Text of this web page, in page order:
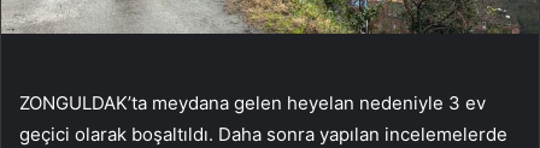
ZONGULDAK’ta meydana gelen heyelan nedeniyle 3 ev
geçici olarak boşaltıldı. Daha sonra yapılan incelemelerde